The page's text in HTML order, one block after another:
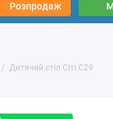
Розпродаж
Дитячий стіл Сіті С29